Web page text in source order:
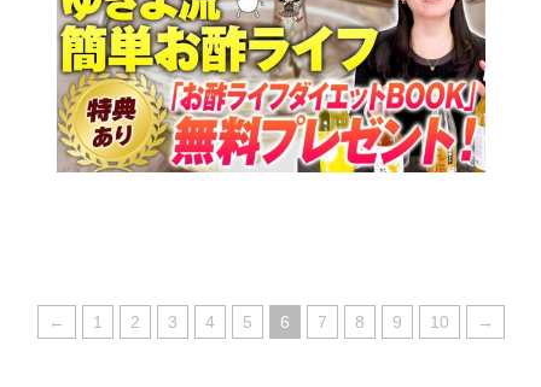
← 1 2 3 4 5 6 7 8 9 10 →